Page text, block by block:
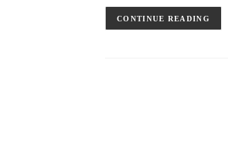
CONTINUE READING